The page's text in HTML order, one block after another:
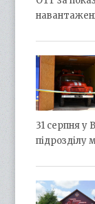
31 серпня у
підрозділу